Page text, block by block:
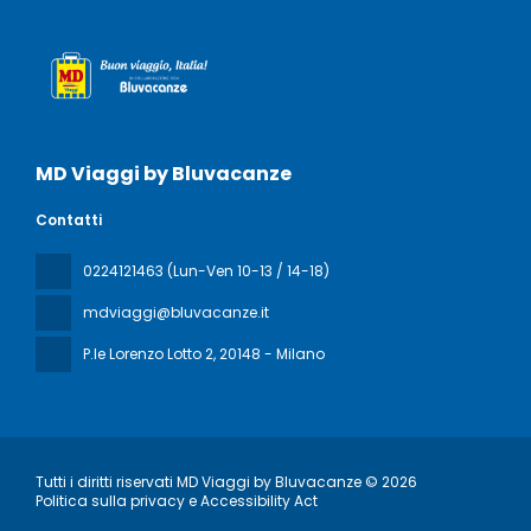
MD Viaggi by Bluvacanze
Contatti
0224121463 (Lun-Ven 10-13 / 14-18)
mdviaggi@bluvacanze.it
P.le Lorenzo Lotto 2, 20148 - Milano
Tutti i diritti riservati MD Viaggi by Bluvacanze © 2026
Politica sulla privacy e Accessibility Act